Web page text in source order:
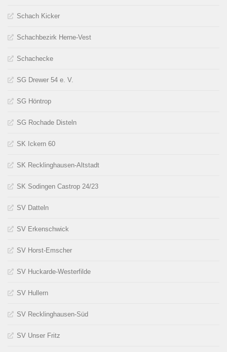
Schach Kicker
Schachbezirk Herne-Vest
Schachecke
SG Drewer 54 e. V.
SG Höntrop
SG Rochade Disteln
SK Ickern 60
SK Recklinghausen-Altstadt
SK Sodingen Castrop 24/23
SV Datteln
SV Erkenschwick
SV Horst-Emscher
SV Huckarde-Westerfilde
SV Hullern
SV Recklinghausen-Süd
SV Unser Fritz